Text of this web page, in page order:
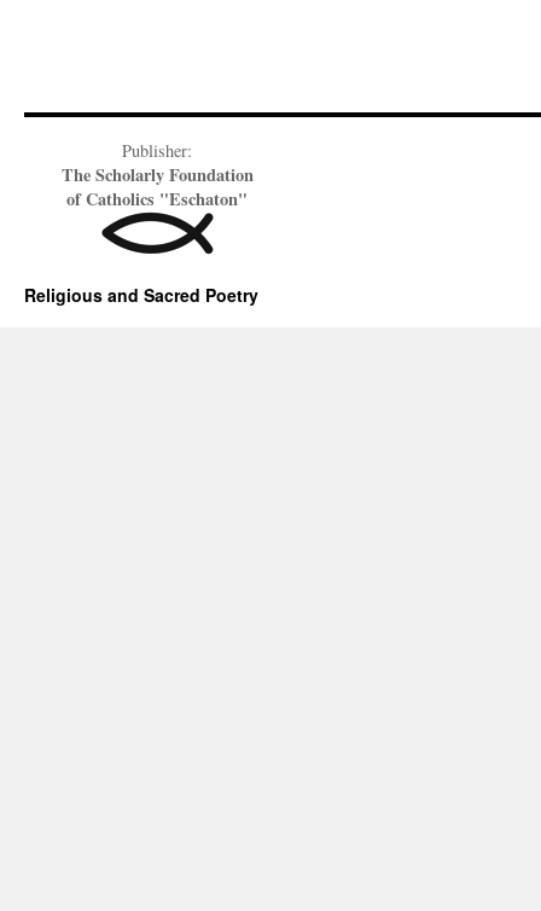
Publisher:
The Scholarly Foundation
of Catholics "Eschaton"
Religious and Sacred Poetry